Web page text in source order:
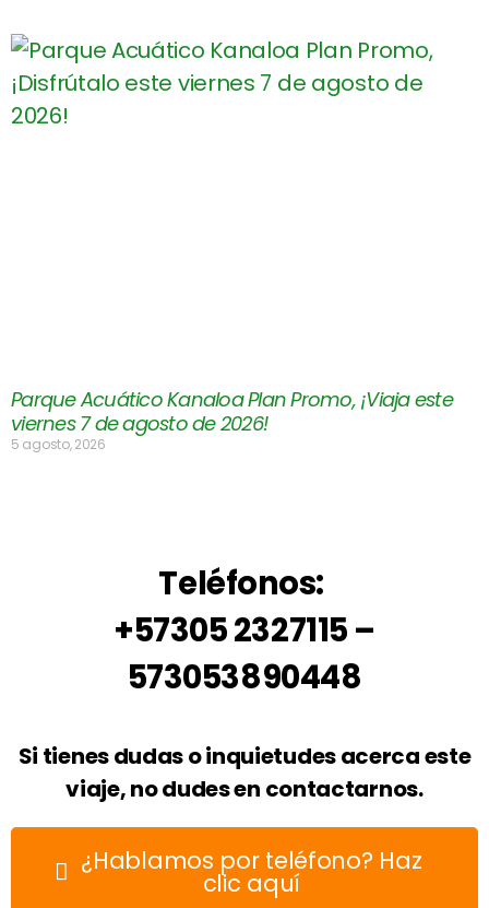
Parque Acuático Kanaloa Plan Promo, ¡Viaja este
viernes 7 de agosto de 2026!
5 agosto, 2026
Teléfonos:
+57305 2327115 –
573053890448
Si tienes dudas o inquietudes acerca este
viaje, no dudes en contactarnos.
¿Hablamos por teléfono? Haz
clic aquí